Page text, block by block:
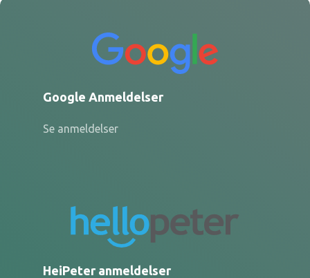
Google Anmeldelser
Se anmeldelser
HeiPeter anmeldelser